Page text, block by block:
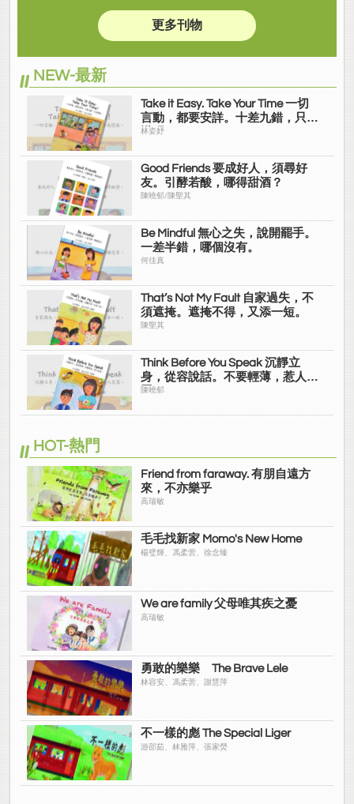
更多刊物
NEW-最新
Take it Easy. Take Your Time 一切
言動，都要安詳。十差九錯，只為
慌張。
林姿妤
Good Friends 要成好人，須尋好
友。引酵若酸，哪得甜酒？
陳曉郁/陳聖其
Be Mindful 無心之失，說開罷手。
一差半錯，哪個沒有。
何佳真
That’s Not My Fault 自家過失，不
須遮掩。遮掩不得，又添一短。
陳聖其
Think Before You Speak 沉靜立
身，從容說話。不要輕薄，惹人笑
罵。
陳曉郁
HOT-熱門
Friend from faraway. 有朋自遠方
來，不亦樂乎
高瑞敏
毛毛找新家 Momo's New Home
楊璧輝、馮柔蕓、徐念臻
We are family 父母唯其疾之憂
高瑞敏
勇敢的樂樂 The Brave Lele
林容安、馮柔蕓、謝慧萍
不一樣的彪 The Special Liger
游邵茹、林雅萍、張家熒